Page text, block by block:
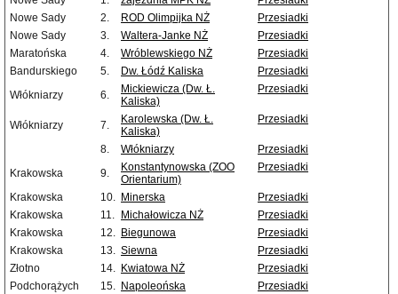
Nowe Sady
2. ROD Olimpijka NŻ
Przesiadki
Nowe Sady
3. Waltera-Janke NŻ
Przesiadki
Maratońska
4. Wróblewskiego NŻ
Przesiadki
Bandurskiego
5. Dw. Łódź Kaliska
Przesiadki
Włókniarzy
6.
Mickiewicza (Dw. Ł.
Kaliska)
Przesiadki
Włókniarzy 7.
Karolewska (Dw. Ł.
Kaliska)
Przesiadki
8. Włókniarzy
Przesiadki
Krakowska
9.
Konstantynowska (ZOO
Orientarium)
Przesiadki
Krakowska 10. Minerska
Przesiadki
Krakowska
11. Michałowicza NŻ
Przesiadki
Krakowska
12. Biegunowa
Przesiadki
Krakowska
13. Siewna
Przesiadki
Złotno
14. Kwiatowa NŻ
Przesiadki
Podchorążych
15. Napoleońska
Przesiadki